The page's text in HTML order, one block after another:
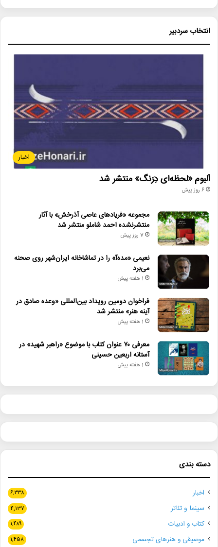
انتخاب سردبیر
اخبار
آلبوم «لحظه‌ای دِرَنگ» منتشر شد
6 روز پیش
مجموعه «فریادهای عاصی آذرخش» با آثار
منتشرنشده احمد شاملو منتشر شد
7 روز پیش
نعیمی «مده‌آ» را در تماشاخانه ایران‌شهر روی صحنه
می‌برد
1 هفته پیش
فراخوان دومین رویداد بین‌المللی «وعده صادق در
آینه هنر» منتشر شد
1 هفته پیش
معرفی ۷۰ عنوان کتاب با موضوع «راهبر شهید» در
آستانه اربعین حسینی
1 هفته پیش
دسته بندی
اخبار ۶,۳۳۸
سینما و تئاتر ۴,۱۳۷
کتاب و ادبیات ۱,۴۸۹
موسیقی و هنرهای تجسمی ۱,۴۵۸